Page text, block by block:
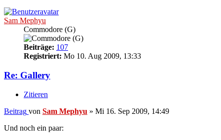
Sam Mephyu
Commodore (G)
Beiträge: 107
Registriert: Mo 10. Aug 2009, 13:33
Re: Gallery
Zitieren
Beitrag von Sam Mephyu » Mi 16. Sep 2009, 14:49
Und noch ein paar: